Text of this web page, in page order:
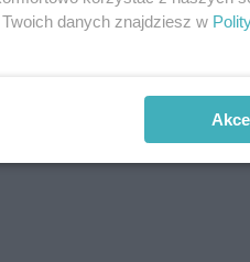
danych znajdziesz w